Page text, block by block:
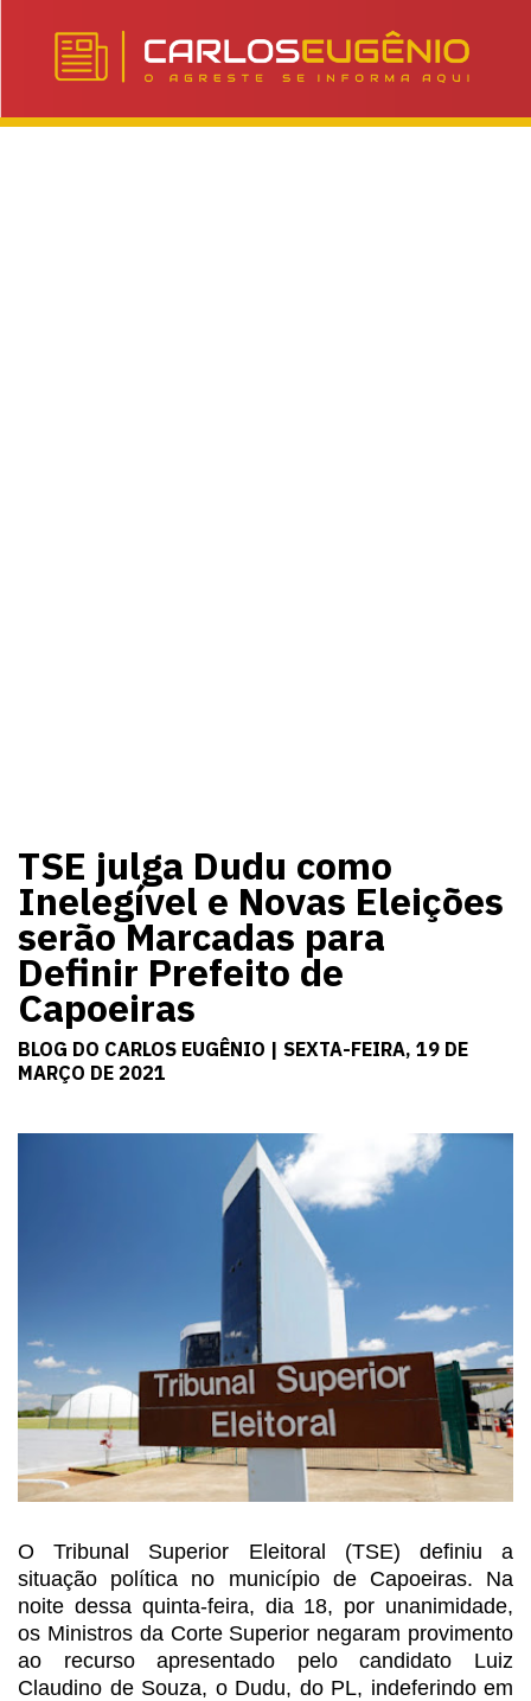
TSE julga Dudu como
Inelegível e Novas Eleições
serão Marcadas para
Definir Prefeito de
Capoeiras
BLOG DO CARLOS EUGÊNIO | SEXTA-FEIRA, 19 DE
MARÇO DE 2021
O Tribunal Superior Eleitoral (TSE) definiu a
situação política no município de Capoeiras. Na
noite dessaquinta-feira, dia 18, por unanimidade,
os Ministros da Corte Superior negaram provimento
ao recurso apresentado pelo candidato Luiz
Claudino de Souza, o Dudu, do PL, indeferindo em